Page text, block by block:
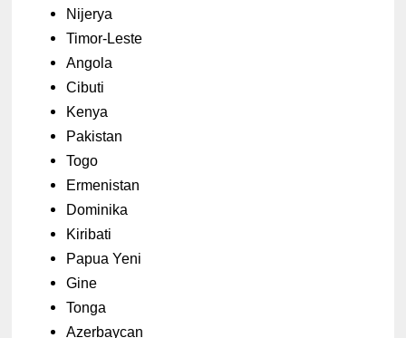
Nijerya
Timor-Leste
Angola
Cibuti
Kenya
Pakistan
Togo
Ermenistan
Dominika
Kiribati
Papua Yeni
Gine
Tonga
Azerbaycan